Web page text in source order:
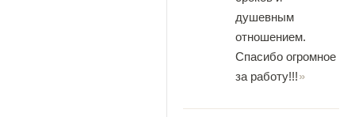
душевным
отношением.
Спасибо огромное
за работу!!!